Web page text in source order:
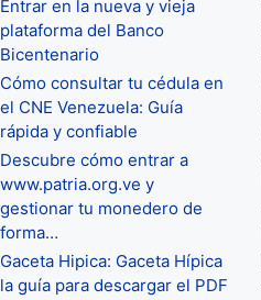
Entrar en la nueva y vieja
plataforma del Banco
Bicentenario
Cómo consultar tu cédula en
el CNE Venezuela: Guía
rápida y confiable
Descubre cómo entrar a
www.patria.org.ve y
gestionar tu monedero de
forma…
Gaceta Hipica: Gaceta Hípica
la guía para descargar el PDF